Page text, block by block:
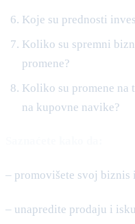
Koje su prednosti
Koliko su spremni
promene?
Koliko su promene na
na kupovne navike?
– promovišete svoj biznis
– unapredite prodaju i